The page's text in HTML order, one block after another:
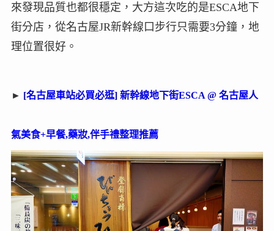
來發現品質也都很穩定，大方這次吃的是ESCA地下
街分店，從名古屋JR新幹線口步行只需要3分鐘，地
理位置很好。
► [名古屋車站必買必逛] 新幹線地下街ESCA @ 名古屋人
氣美食+早餐,藥妝,伴手禮整理推薦